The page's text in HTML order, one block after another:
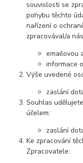
souvislosti se
pohybu těchto
nařízení o
zpracovával/a
emailovou
informace
Výše uvedené
zaslání
Souhlas
účelem:
zaslání
Ke zpracování
Zpracovatele: